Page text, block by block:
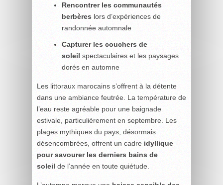
Rencontrer les communautés
berbères lors d’expériences de
randonnée automnale
Capturer les couchers de
soleil spectaculaires et les paysages
dorés en automne
Les littoraux marocains s’offrent à la détente
dans une ambiance feutrée. La température de
l’eau reste agréable pour une baignade
estivale, particulièrement en septembre. Les
plages mythiques du pays, désormais
désencombrées, offrent un cadre idyllique
pour savourer les derniers bains de
soleil de l’année en toute quiétude.